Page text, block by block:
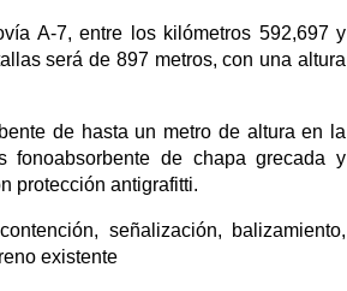
A-7, entre los kilómetros 592,697 y
será de 897 metros, con una altura
de hasta un metro de altura en la
fonoabsorbente de chapa grecada y
protección antigrafitti.
señalización, balizamiento,
existente